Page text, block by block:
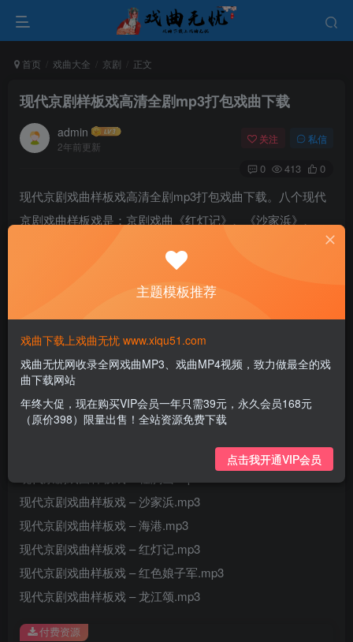
首页 戏曲大全 京剧 正文
现代京剧样板戏高清全剧mp3打包戏曲下载
admin
2年前更新
关注 私信
0 413 0
现代京剧戏曲样板戏高清全剧mp3打包戏曲下载。八个现代
京剧戏曲样板戏是：京剧戏曲《红灯记》、《沙家浜》、
《红色娘子军》、《白毛女》，交响音乐《沙家浜》。完整
现代京剧戏曲样板戏 – 平原作战.mp3
现代京剧戏曲样板戏 – 智取威虎山.mp3
现代京剧戏曲样板戏 – 沙家浜.mp3
现代京剧戏曲样板戏 – 海港.mp3
现代京剧戏曲样板戏 – 红灯记.mp3
现代京剧戏曲样板戏 – 红色娘子军.mp3
现代京剧戏曲样板戏 – 龙江颂.mp3
付费资源
主题模板推荐
戏曲下载上戏曲无忧 www.xiqu51.com
戏曲无忧网收录全网戏曲MP3、戏曲MP4视频，致力做最全的戏
曲下载网站
年终大促，现在购买VIP会员一年只需39元，永久会员168元
（原价398）限量出售！全站资源免费下载
点击我开通VIP会员